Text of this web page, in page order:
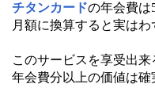
チタンカードの年会費は
月額に換算すると実はわ
このサービスを享受出来
年会費分以上の価値は確